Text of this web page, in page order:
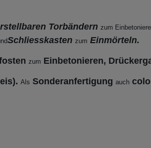
Torbändern zum
Schliesskasten zum Einmörteln.
zum Einbetonieren,
Als Sonderanfertigung auch